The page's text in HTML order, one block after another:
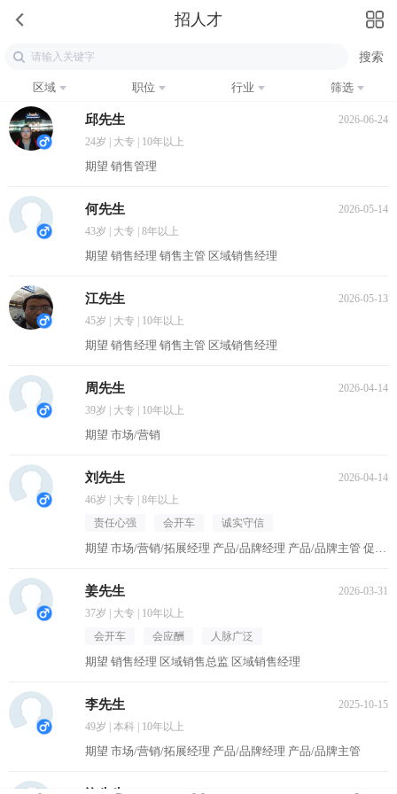
招人才
区域 职位 行业 筛选
邱先生
2026-06-24
24岁 | 大专 | 10年以上
期望 销售管理
何先生
2026-05-14
43岁 | 大专 | 8年以上
期望 销售经理 销售主管 区域销售经理
江先生
2026-05-13
45岁 | 大专 | 10年以上
期望 销售经理 销售主管 区域销售经理
周先生
2026-04-14
39岁 | 大专 | 10年以上
期望 市场/营销
刘先生
2026-04-14
46岁 | 大专 | 8年以上
责任心强
会开车 诚实守信
期望 市场/营销/拓展经理 产品/品牌经理 产品/品牌主管 促销主管/督导 区域销售经理
姜先生
2026-03-31
37岁 | 大专 | 10年以上
会开车
会应酬 人脉广泛
期望 销售经理 区域销售总监 区域销售经理
李先生
2025-10-15
49岁 | 本科 | 10年以上
期望 市场/营销/拓展经理 产品/品牌经理 产品/品牌主管